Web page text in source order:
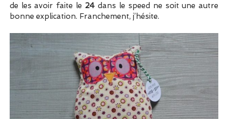
de les avoir faite le 24 dans le speed ne soit une autre
bonne explication. Franchement, j’hésite.